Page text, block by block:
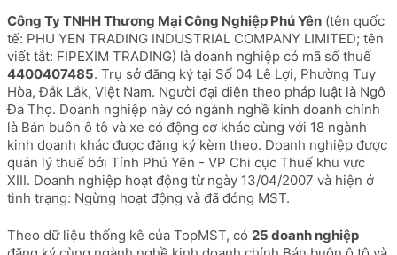
diện
hoặc
mã
số
thuế
...
Công Ty TNHH Thương Mại Công Nghiệp Phú Yên (tên quốc
tế: PHU YEN TRADING INDUSTRIAL COMPANY LIMITED; tên
viết tắt: FIPEXIM TRADING) là doanh nghiệp có mã số thuế
4400407485. Trụ sở đăng ký tại Số 04 Lê Lợi, Phường Tuy
Hòa, Đắk Lắk, Việt Nam. Người đại diện theo pháp luật là Ngô
Đa Thọ. Doanh nghiệp này có ngành nghề kinh doanh chính
là Bán buôn ô tô và xe có động cơ khác cùng với 18 ngành
kinh doanh khác được đăng ký kèm theo. Doanh nghiệp được
quản lý thuế bởi Tỉnh Phú Yên - VP Chi cục Thuế khu vực
XIII. Doanh nghiệp hoạt động từ ngày 13/04/2007 và hiện ở
tình trạng: Ngừng hoạt động và đã đóng MST.
Theo dữ liệu thống kê của TopMST, có 25 doanh nghiệp